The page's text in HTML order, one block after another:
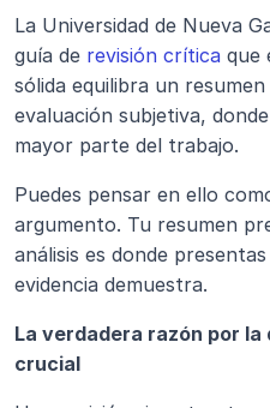
La Universidad de Nueva
guía de revisión crítica que
sólida equilibra un
evaluación subjetiva,
mayor parte del trabajo.
Puedes pensar en ello
argumento. Tu resumen
análisis es donde
evidencia demuestra.
La verdadera razón por
crucial